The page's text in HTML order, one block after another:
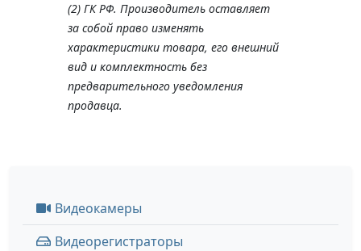
(2) ГК РФ. Производитель оставляет
за собой право изменять
характеристики товара, его внешний
вид и комплектность без
предварительного уведомления
продавца.
Видеокамеры
Видеорегистраторы